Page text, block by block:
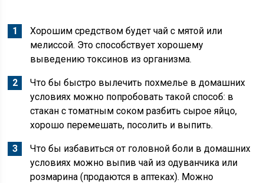
Хорошим средством будет чай с мятой или
мелиссой. Это способствует хорошему
выведению токсинов из организма.
Что бы быстро вылечить похмелье в домашних
условиях можно попробовать такой способ: в
стакан с томатным соком разбить сырое яйцо,
хорошо перемешать, посолить и выпить.
Что бы избавиться от головной боли в домашних
условиях можно выпив чай из одуванчика или
розмарина (продаются в аптеках). Можно